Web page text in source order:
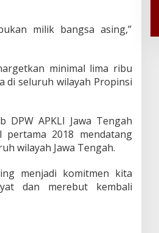
milik bangsa asing,”
minimal lima ribu
di seluruh wilayah Propinsi
APKLI Jawa Tengah
pertama 2018 mendatang
wilayah Jawa Tengah.
menjadi komitmen kita
dan merebut kembali